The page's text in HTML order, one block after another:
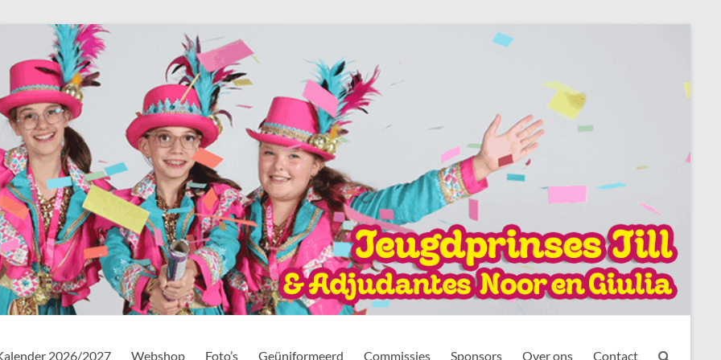
2026/2027 Webshop Foto’s Geüniformeerd Commissies Sponsors Over ons Contact